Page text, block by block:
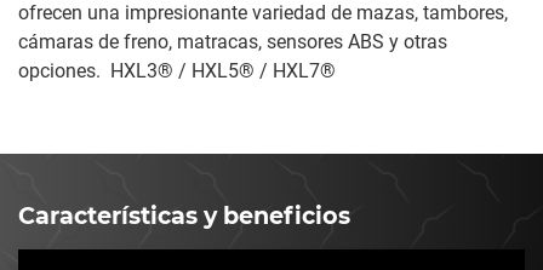
ofrecen una impresionante variedad de mazas, tambores,
cámaras de freno, matracas, sensores ABS y otras
opciones. HXL3® / HXL5® / HXL7®
Características y beneficios